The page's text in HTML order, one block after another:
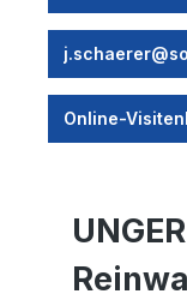
Online-
UNGER